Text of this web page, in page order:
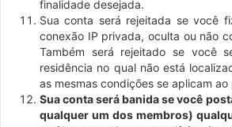
finalidade desejada.
Sua conta será rejeitada se você
conexão IP privada, oculta ou não
Também será rejeitado se você
residência no qual não está
as mesmas condições se aplicam
Sua conta será banida se você
qualquer um dos membros)